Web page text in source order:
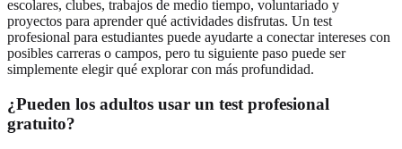
escolares, clubes, trabajos de medio tiempo, voluntariado y
proyectos para aprender qué actividades disfrutas. Un test
profesional para estudiantes puede ayudarte a conectar intereses con
posibles carreras o campos, pero tu siguiente paso puede ser
simplemente elegir qué explorar con más profundidad.
¿Pueden los adultos usar un test profesional
gratuito?